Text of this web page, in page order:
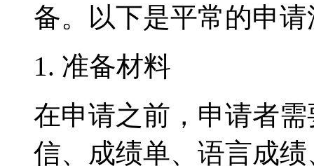
备。以下是平常的申
1. 准备材料
在申请之前，申请者
信、成绩单、语言成